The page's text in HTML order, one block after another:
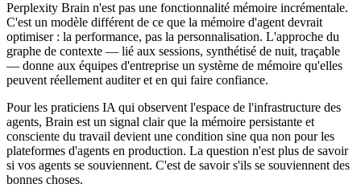
Perplexity Brain n'est pas une fonctionnalité mémoire incrémentale.
C'est un modèle différent de ce que la mémoire d'agent devrait
optimiser : la performance, pas la personnalisation. L'approche du
graphe de contexte — lié aux sessions, synthétisé de nuit, traçable
— donne aux équipes d'entreprise un système de mémoire qu'elles
peuvent réellement auditer et en qui faire confiance.
Pour les praticiens IA qui observent l'espace de l'infrastructure des
agents, Brain est un signal clair que la mémoire persistante et
consciente du travail devient une condition sine qua non pour les
plateformes d'agents en production. La question n'est plus de savoir
si vos agents se souviennent. C'est de savoir s'ils se souviennent des
bonnes choses.